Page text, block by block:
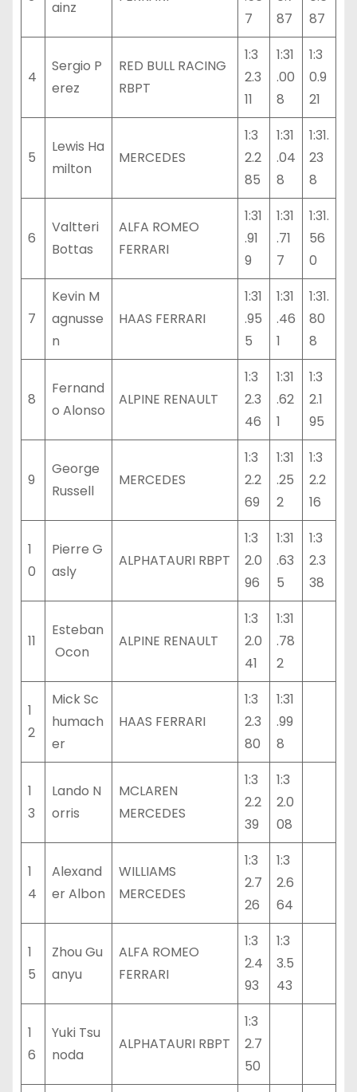
ainz
7
87
87
4
Sergio P
erez
RED BULL RACING
RBPT
1:3
2.3
11
1:31
.00
8
1:3
0.9
21
5
Lewis Ha
milton
MERCEDES
1:3
2.2
85
1:31
.04
8
1:31.
23
8
6
Valtteri
Bottas
ALFA ROMEO
FERRARI
1:31
.91
9
1:31
.71
7
1:31.
56
0
7
Kevin M
agnusse
n
HAAS FERRARI
1:31
.95
5
1:31
.46
1
1:31.
80
8
8
Fernand
o Alonso
ALPINE RENAULT
1:3
2.3
46
1:31
.62
1
1:3
2.1
95
9
George
Russell
MERCEDES
1:3
2.2
69
1:31
.25
2
1:3
2.2
16
1
0
Pierre G
asly
ALPHATAURI RBPT
1:3
2.0
96
1:31
.63
5
1:3
2.3
38
11
Esteban
Ocon
ALPINE RENAULT
1:3
2.0
41
1:31
.78
2
1
2
Mick Sc
humach
er
HAAS FERRARI
1:3
2.3
80
1:31
.99
8
1
3
Lando N
orris
MCLAREN
MERCEDES
1:3
2.2
39
1:3
2.0
08
1
4
Alexand
er Albon
WILLIAMS
MERCEDES
1:3
2.7
26
1:3
2.6
64
1
5
Zhou Gu
anyu
ALFA ROMEO
FERRARI
1:3
2.4
93
1:3
3.5
43
1
6
Yuki Tsu
noda
ALPHATAURI RBPT
1:3
2.7
50